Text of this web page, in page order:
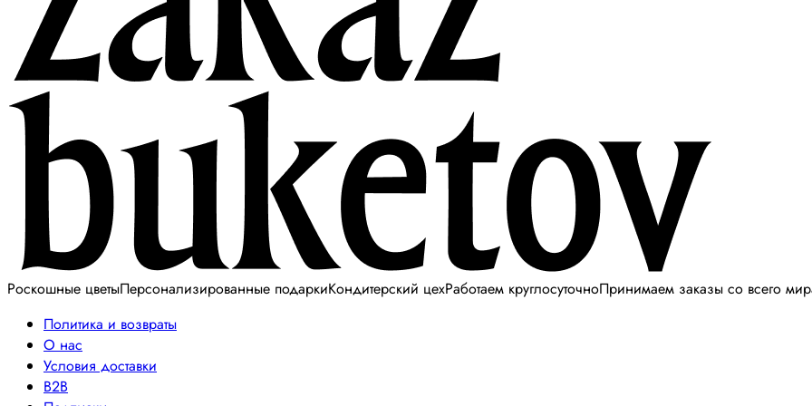
Роскошные цветыПерсонализированные подаркиКондитерский цехРаботаем круглосуточноПринимаем заказы со всего
Политика и возвраты
О нас
Условия доставки
B2B